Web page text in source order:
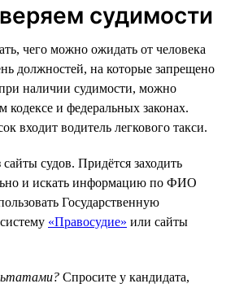
судимости
чего можно ожидать от человека
должностей, на которые запрещено
наличии судимости, можно
кодексе и федеральных законах.
входит водитель легкового такси.
сайты судов. Придётся заходить
и искать информацию по ФИО
Государственную
«Правосудие» или сайты
Спросите у кандидата,